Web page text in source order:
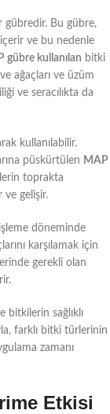
gübredir. Bu gübre,
ve bu nedenle
gübre kullanılan bitki
ağaçları ve üzüm
ve seracılıkta da
kullanılabilir.
püskürtülen MAP
toprakta
ve gelişir.
döneminde
karşılamak için
gerekli olan
bitkilerin sağlıklı
farklı bitki türlerinin
zamanı
Etkisi